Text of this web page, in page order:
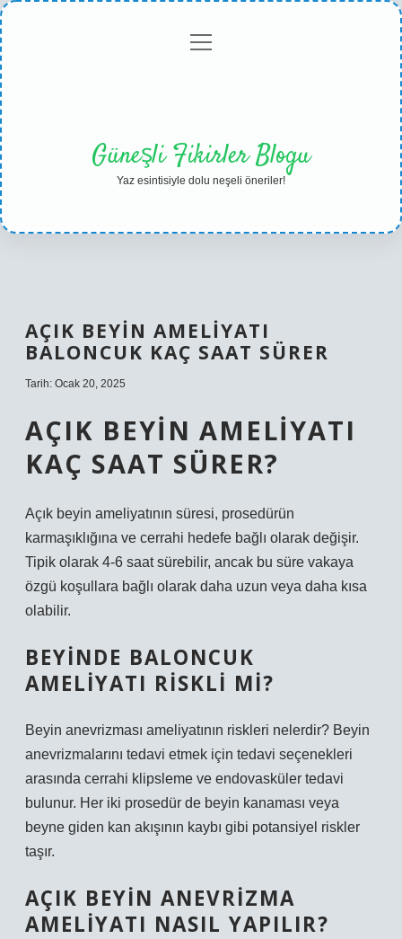
Gizlilikmenüyü
Güneşli Fikirler Blogu
Yaz esintisiyle dolu neşeli öneriler!
AÇIK BEYIN AMELIYATI
BALONCUK KAÇ SAAT SÜRER
Tarih: Ocak 20, 2025
AÇIK BEYIN AMELIYATI
KAÇ SAAT SÜRER?
Açık beyin ameliyatının süresi, prosedürün
karmaşıklığına ve cerrahi hedefe bağlı olarak değişir.
Tipik olarak 4-6 saat sürebilir, ancak bu süre vakaya
özgü koşullara bağlı olarak daha uzun veya daha kısa
olabilir.
BEYINDE BALONCUK
AMELIYATI RISKLI MI?
Beyin anevrizması ameliyatının riskleri nelerdir? Beyin
anevrizmalarını tedavi etmek için tedavi seçenekleri
arasında cerrahi klipsleme ve endovasküler tedavi
bulunur. Her iki prosedür de beyin kanaması veya
beyne giden kan akışının kaybı gibi potansiyel riskler
taşır.
AÇIK BEYIN ANEVRIZMA
AMELIYATI NASIL YAPILIR?